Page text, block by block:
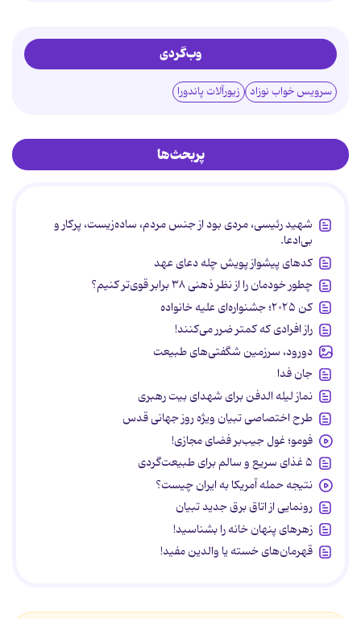
وب‌گردی
سرویس خواب نوزاد زیورآلات پاندورا
پربحث‌ها
شهید رئیسی، مردی بود از جنس مردم، ساده‌زیست، پرکار و
بی‌ادعا.
کدهای پیشواز پویش چله دعای عهد
چطور خودمان را از نظر ذهنی ۳۸ برابر قوی‌تر کنیم؟
کن ۲۰۲۵؛ جشنواره‌ای علیه خانواده
راز افرادی که کمتر ضرر می‌کنند!
دورود، سرزمین شگفتی‌های طبیعت
جان فدا
نماز لیله الدفن برای شهدای بیت رهبری
طرح اختصاصی تبیان ویژه روز جهانی قدس
فومو؛ غول جیب‌بر فضای مجازی!
۵ غذای سریع و سالم برای طبیعت‌گردی
نتیجه حمله آمریکا به ایران چیست؟
رونمایی از اتاق برق جدید تبیان
زهرهای پنهان خانه را بشناسید!
قهرمان‌های خسته یا والدین مفید!